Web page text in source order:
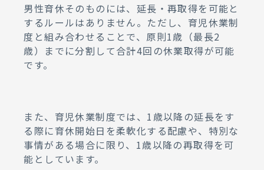
男性育休そのものには、延長・再取得を可能と
するルールはありません。ただし、育児休業制
度と組み合わせることで、原則1歳（最長2
歳）までに分割して合計4回の休業取得が可能
です。
また、育児休業制度では、1歳以降の延長をす
る際に育休開始日を柔軟化する配慮や、特別な
事情がある場合に限り、1歳以降の再取得を可
能としています。